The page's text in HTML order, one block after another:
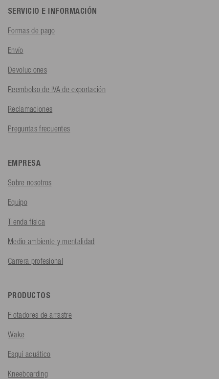
SERVICIO E INFORMACIÓN
Formas de pago
Envío
Devoluciones
Reembolso de IVA de exportación
Reclamaciones
Preguntas frecuentes
EMPRESA
Sobre nosotros
Equipo
Tienda física
Medio ambiente y mentalidad
Carrera profesional
PRODUCTOS
Flotadores de arrastre
Wake
Esquí acuático
Kneeboarding